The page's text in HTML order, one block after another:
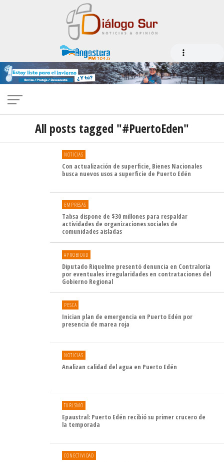
All posts tagged "#PuertoEden"
NOTICIAS
Con actualización de superficie, Bienes Nacionales
busca nuevos usos a superficie de Puerto Edén
EMPRESAS
Tabsa dispone de $30 millones para respaldar
actividades de organizaciones sociales de
comunidades aisladas
#PROBIDAD
Diputado Riquelme presentó denuncia en Contraloría
por eventuales irregularidades en contrataciones del
Gobierno Regional
PESCA
Inician plan de emergencia en Puerto Edén por
presencia de marea roja
NOTICIAS
Analizan calidad del agua en Puerto Edén
TURISMO
Epaustral: Puerto Edén recibió su primer crucero de
la temporada
CONECTIVIDAD